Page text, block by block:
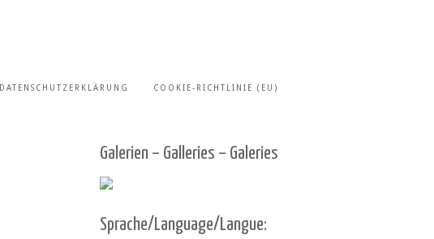
DATENSCHUTZERKLÄRUNG COOKIE-RICHTLINIE (EU)
Galerien – Galleries – Galeries
Sprache/Language/Langue: